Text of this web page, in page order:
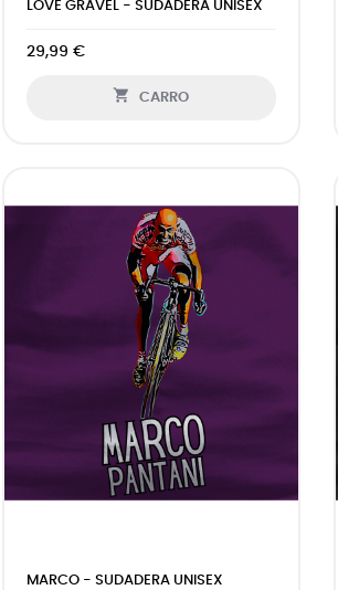
LOVE GRAVEL - SUDADERA UNISEX
29,99 €
 CARRO
MARCO - SUDADERA UNISEX